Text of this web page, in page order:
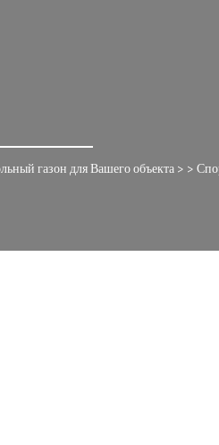
газон для Вашего объекта> >